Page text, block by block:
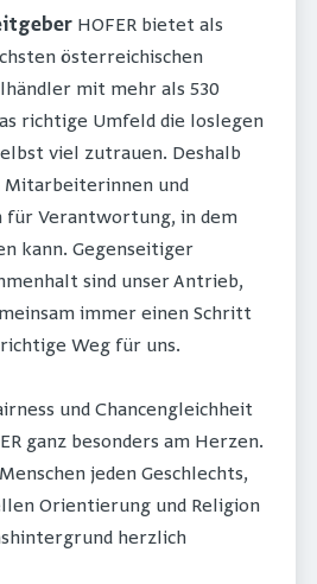
HOFER bietet als
österreichischen
mit mehr als 530
richtige Umfeld die loslegen
viel zutrauen. Deshalb
Mitarbeiterinnen und
für Verantwortung, in dem
kann. Gegenseitiger
sind unser Antrieb,
immer einen Schritt
Weg für uns.
und Chancengleichheit
ganz besonders am Herzen.
jeden Geschlechts,
Orientierung und Religion
herzlich